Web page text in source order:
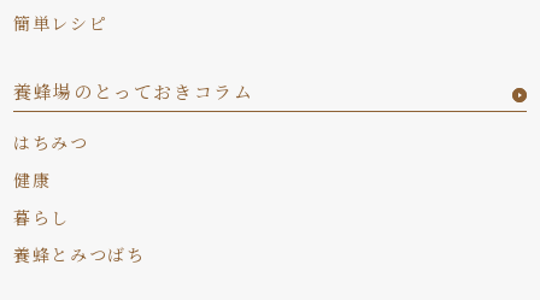
簡単レシピ
養蜂場のとっておきコラム
はちみつ
健康
暮らし
養蜂とみつばち